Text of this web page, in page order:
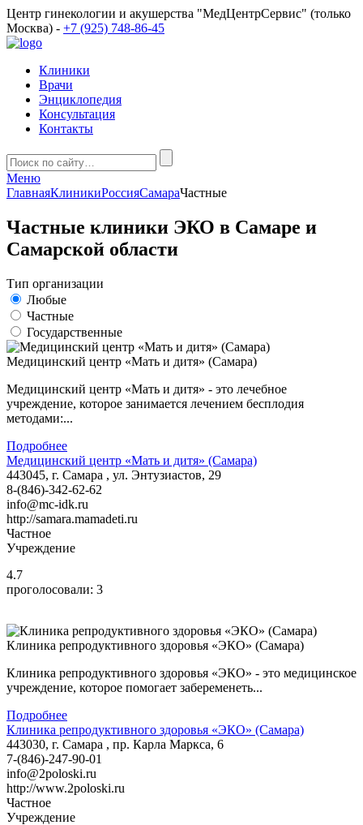
Центр гинекологии и акушерства "МедЦентрСервис" (только
Москва) - +7 (925) 748-86-45
Клиники
Врачи
Энциклопедия
Консультация
Контакты
Меню
ГлавнаяКлиникиРоссияСамараЧастные
Частные клиники ЭКО в Самаре и
Самарской области
Тип организации
Любые
Частные
Государственные
Медицинский центр «Мать и дитя» (Самара)
Медицинский центр «Мать и дитя» - это лечебное
учреждение, которое занимается лечением бесплодия
методами:...
Подробнее
Медицинский центр «Мать и дитя» (Самара)
443045, г. Самара , ул. Энтузиастов, 29
8-(846)-342-62-62
info@mc-idk.ru
http://samara.mamadeti.ru
Частное
Учреждение
4.7
проголосовали: 3
Клиника репродуктивного здоровья «ЭКО» (Самара)
Клиника репродуктивного здоровья «ЭКО» - это медицинское
учреждение, которое помогает забеременеть...
Подробнее
Клиника репродуктивного здоровья «ЭКО» (Самара)
443030, г. Самара , пр. Карла Маркса, 6
7-(846)-247-90-01
info@2poloski.ru
http://www.2poloski.ru
Частное
Учреждение